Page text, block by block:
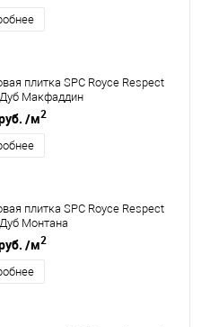
плитка SPC Royce Respect
Макфаддин
/м2
плитка SPC Royce Respect
Монтана
/м2